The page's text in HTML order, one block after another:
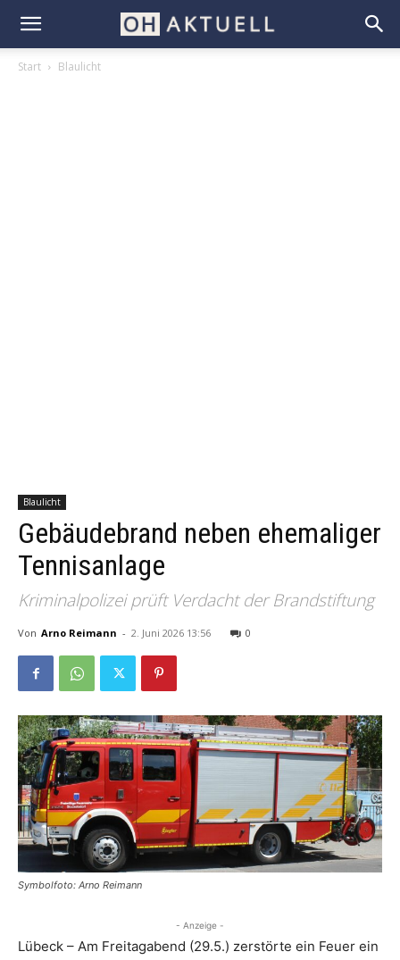
Start Blaulicht
Blaulicht
Gebäudebrand neben ehemaliger
Tennisanlage
Kriminalpolizei prüft Verdacht der Brandstiftung
Von Arno Reimann - 2. Juni 2026 13:56 0
Symbolfoto: Arno Reimann
- Anzeige -
Lübeck – Am Freitagabend (29.5.) zerstörte ein Feuer ein